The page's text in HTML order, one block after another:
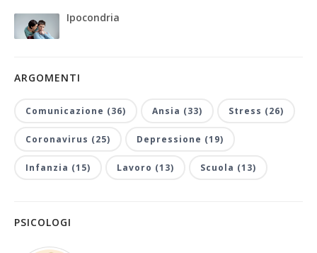
Ipocondria
ARGOMENTI
Comunicazione (36) Ansia (33) Stress (26)
Coronavirus (25) Depressione (19)
Infanzia (15) Lavoro (13) Scuola (13)
PSICOLOGI